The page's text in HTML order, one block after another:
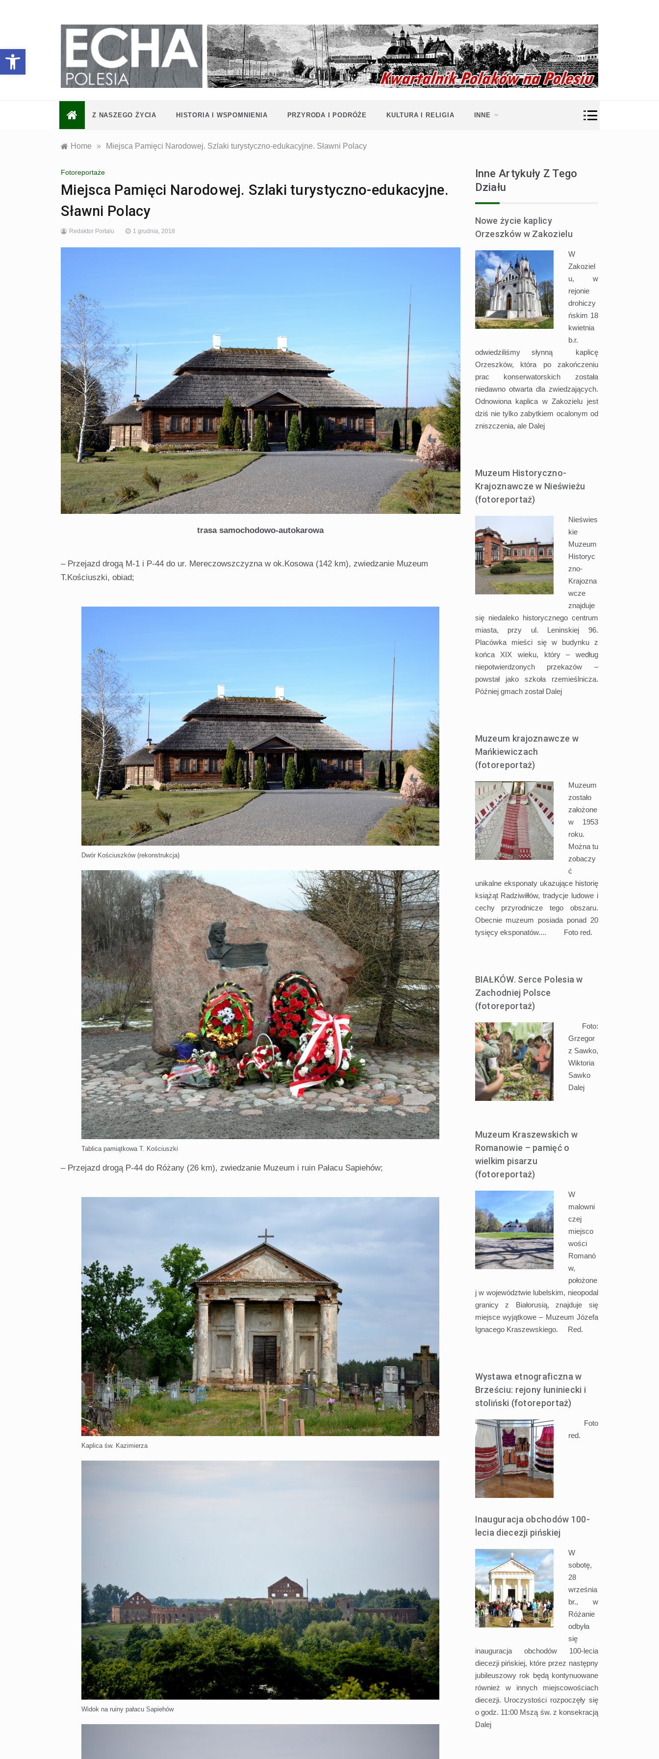
Otwórz pasek narzędzi
Echa
Polesia
współczesność
Polaków na
Polesiu.
Przyroda,
zabytki, kultura
i wspomnienia
z Polesia.
Z NASZEGO ŻYCIA HISTORIA I WSPOMNIENIA PRZYRODA I PODRÓŻE KULTURA I RELIGIA INNE
Home » Miejsca Pamięci Narodowej. Szlaki turystyczno-edukacyjne. Sławni Polacy
Fotoreportaże
Miejsca Pamięci Narodowej. Szlaki turystyczno-edukacyjne.
Sławni Polacy
Redaktor Portalu 1 grudnia, 2018
trasa samochodowo-autokarowa
– Przejazd drogą M-1 i P-44 do ur. Mereczowszczyzna w ok.Kosowa (142 km), zwiedzanie Muzeum
T.Kościuszki, obiad;
Dwór Kościuszków (rekonstrukcja)
Tablica pamiątkowa T. Kościuszki
– Przejazd drogą P-44 do Różany (26 km), zwiedzanie Muzeum i ruin Pałacu Sapiehów;
Kaplica św. Kazimierza
Widok na ruiny pałacu Sapiehów
Inne Artykuły Z Tego
Działu
Nowe życie kaplicy
Orzeszków w Zakozielu
W
Zakoziel
u, w
rejonie
drohiczy
ńskim 18
kwietnia
b.r.
odwiedziliśmy słynną kaplicę
Orzeszków, która po zakończeniu
prac konserwatorskich została
niedawno otwarta dla zwiedzających.
Odnowiona kaplica w Zakozielu jest
dziś nie tylko zabytkiem ocalonym od
zniszczenia, ale Dalej
Muzeum Historyczno-
Krajoznawcze w Nieświeżu
(fotoreportaż)
Nieświes
kie
Muzeum
Historyc
zno-
Krajozna
wcze
znajduje
się niedaleko historycznego centrum
miasta, przy ul. Leninskiej 96.
Placówka mieści się w budynku z
końca XIX wieku, który – według
niepotwierdzonych przekazów –
powstał jako szkoła rzemieślnicza.
Później gmach został Dalej
Muzeum krajoznawcze w
Mańkiewiczach
(fotoreportaż)
Muzeum
zostało
założone
w 1953
roku.
Można tu
zobaczy
ć
unikalne eksponaty ukazujące historię
książąt Radziwiłłów, tradycje ludowe i
cechy przyrodnicze tego obszaru.
Obecnie muzeum posiada ponad 20
tysięcy eksponatów.... Foto red.
BIAŁKÓW. Serce Polesia w
Zachodniej Polsce
(fotoreportaż)
Foto:
Grzegor
z Sawko,
Wiktoria
Sawko
Dalej
Muzeum Kraszewskich w
Romanowie – pamięć o
wielkim pisarzu
(fotoreportaż)
W
malowni
czej
miejsco
wości
Romanó
w,
położone
j w województwie lubelskim, nieopodal
granicy z Białorusią, znajduje się
miejsce wyjątkowe – Muzeum Józefa
Ignacego Kraszewskiego. Red.
Wystawa etnograficzna w
Brześciu: rejony łuniniecki i
stoliński (fotoreportaż)
Foto
red.
Inauguracja obchodów 100-
lecia diecezji pińskiej
W
sobotę,
28
września
br., w
Różanie
odbyła
się
inauguracja obchodów 100-lecia
diecezji pińskiej, które przez następny
jubileuszowy rok będą kontynuowane
również w innych miejscowościach
diecezji. Uroczystości rozpoczęły się
o godz. 11:00 Mszą św. z konsekracją
Dalej